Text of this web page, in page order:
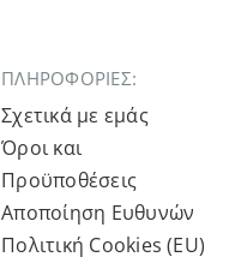
ΠΛΗΡΟΦΟΡΙΕΣ:
Σχετικά με εμάς
Όροι και
Προϋποθέσεις
Αποποίηση Ευθυνών
Πολιτική Cookies (ΕU)